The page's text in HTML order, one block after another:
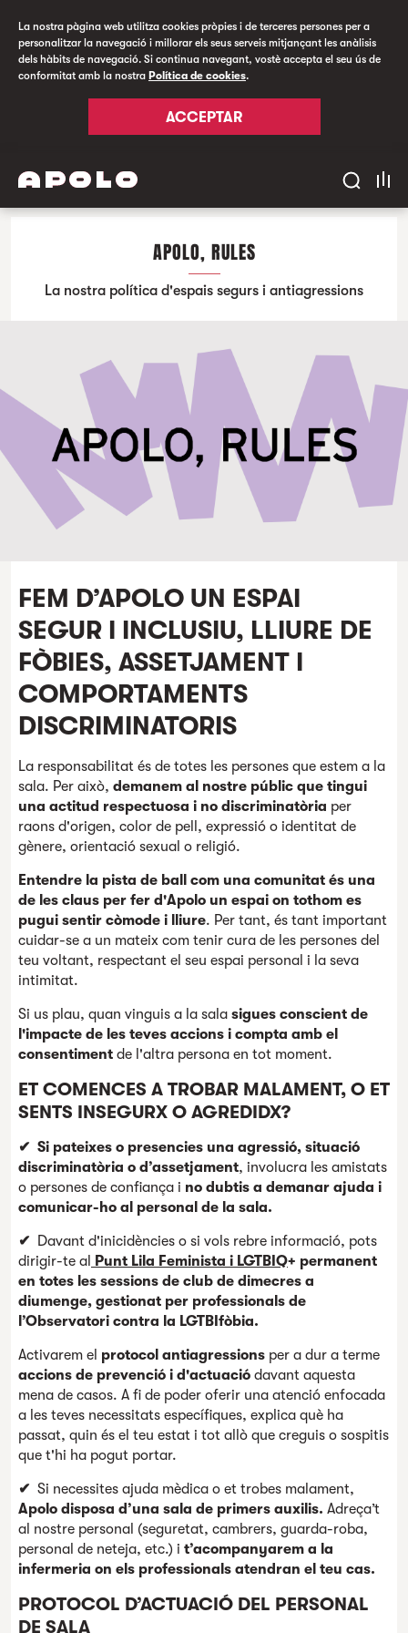
La nostra pàgina web utilitza cookies pròpies i de terceres persones per a
personalitzar la navegació i millorar els seus serveis mitjançant les anàlisis
dels hàbits de navegació. Si continua navegant, vostè accepta el seu ús de
conformitat amb la nostra Política de cookies.
ACCEPTAR
APOLO, RULES
La nostra política d'espais segurs i antiagressions
FEM D’APOLO UN ESPAI
SEGUR I INCLUSIU, LLIURE DE
FÒBIES, ASSETJAMENT I
COMPORTAMENTS
DISCRIMINATORIS
La responsabilitat és de totes les persones que estem a la
sala. Per això, demanem al nostre públic que tingui
una actitud respectuosa i no discriminatòria per
raons d'origen, color de pell, expressió o identitat de
gènere, orientació sexual o religió.
Entendre la pista de ball com una comunitat és una
de les claus per fer d'Apolo un espai on tothom es
pugui sentir còmode i lliure. Per tant, és tant important
cuidar-se a un mateix com tenir cura de les persones del
teu voltant, respectant el seu espai personal i la seva
intimitat.
Si us plau, quan vinguis a la sala sigues conscient de
l'impacte de les teves accions i compta amb el
consentiment de l'altra persona en tot moment.
ET COMENCES A TROBAR MALAMENT, O ET
SENTS INSEGURX O AGREDIDX?
✔ Si pateixes o presencies una agressió, situació
discriminatòria o d’assetjament, involucra les amistats
o persones de confiança i no dubtis a demanar ajuda i
comunicar-ho al personal de la sala.
✔ Davant d'inicidències o si vols rebre informació, pots
dirigir-te al
Punt Lila Feminista i LGTBIQ+ permanent
en totes les sessions de club de dimecres a
diumenge, gestionat per professionals de
l’Observatori contra la LGTBIfòbia.
Activarem el protocol antiagressions per a dur a terme
accions de prevenció i d'actuació davant aquesta
mena de casos. A fi de poder oferir una atenció enfocada
a les teves necessitats específiques, explica què ha
passat, quin és el teu estat i tot allò que creguis o sospitis
que t'hi ha pogut portar.
✔ Si necessites ajuda mèdica o et trobes malament,
Apolo disposa d’una sala de primers auxilis. Adreça’t
al nostre personal (seguretat, cambrers, guarda-roba,
personal de neteja, etc.) i t’acompanyarem a la
infermeria on els professionals atendran el teu cas.
PROTOCOL D’ACTUACIÓ DEL PERSONAL
DE SALA